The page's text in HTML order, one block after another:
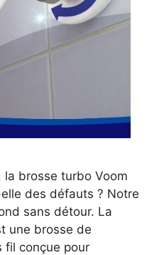
la brosse turbo Voom
des défauts ? Notre
sans détour. La
une brosse de
fil conçue pour